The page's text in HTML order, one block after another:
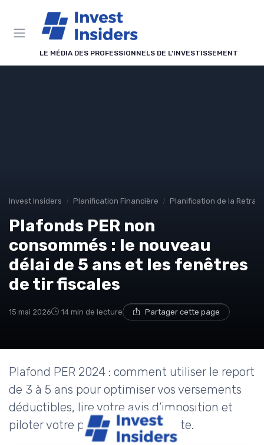
LE MÉDIA DES PROFESSIONNELS DE L'INVESTISSEMENT
Invest Insiders Planification Financière Planification de la
Plafonds PER non
consommés : le nouveau
délai de 5 ans et les fenêtres
de tir fiscales
15 mai 2026 14 min de lecture Partager cette page
Plafond PER 2024 : comment utiliser le report
de 3 à 5 ans pour optimiser vos versements
déductibles, lire votre avis d’imposition et
piloter votre plan épargne retraite.